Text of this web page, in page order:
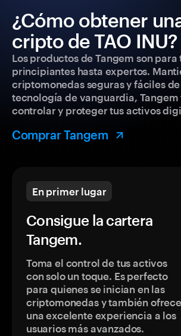
¿Cómo obtener
cripto de TAO INU?
Los productos de Tangem son para
principiantes hasta expertos.
criptomonedas seguras y fáciles
tecnología de vanguardia,
controlar y proteger tus activos
Comprar Tangem
En primer lugar
Consigue la cartera
Tangem.
Toma el control de tus activos
con solo un toque. Es perfecto
para quienes se inician en las
criptomonedas y también ofrece
una excelente experiencia a los
usuarios más avanzados.